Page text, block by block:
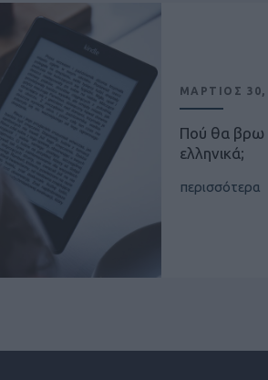
ΜΑΡΤΙΟΣ 30,
Πού θα βρω
ελληνικά;
περισσότερα